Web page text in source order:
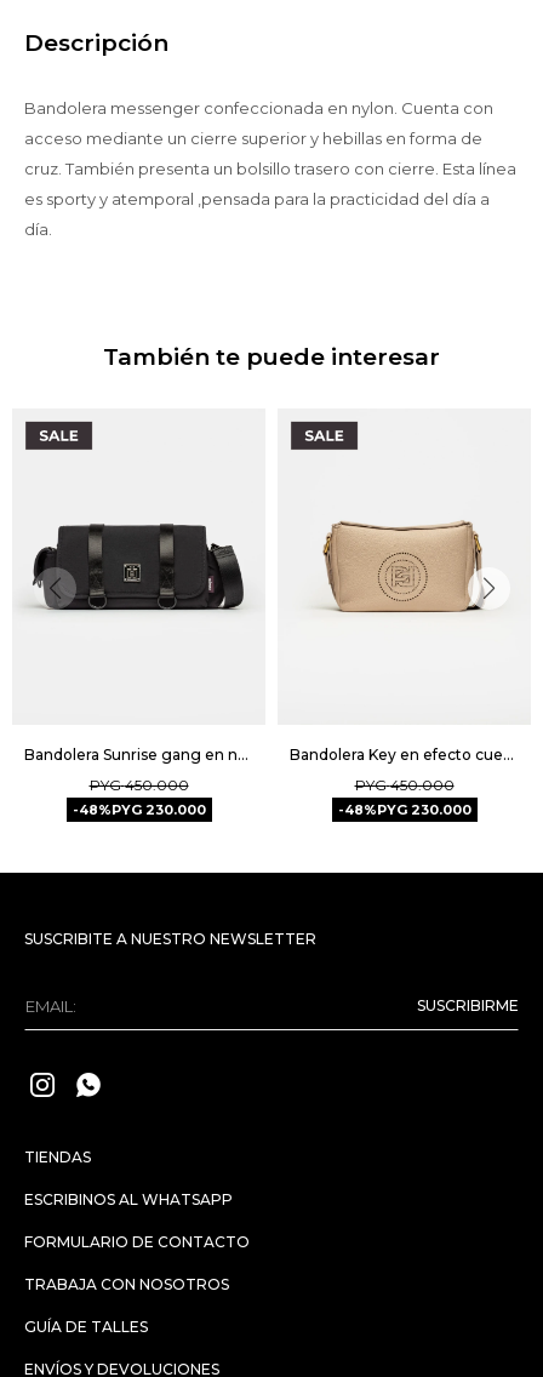
Descripción
Bandolera messenger confeccionada en nylon. Cuenta con
acceso mediante un cierre superior y hebillas en forma de
cruz. También presenta un bolsillo trasero con cierre. Esta línea
es sporty y atemporal ,pensada para la practicidad del día a
día.
También te puede interesar
Bandolera Sunrise gang en nylon Unisex - Negro
PYG 450.000
48 PYG 230.000
Bandolera Key en efecto cuero graneado - Natural
PYG 450.000
48 PYG 230.000
TIENDAS
ESCRIBINOS AL WHATSAPP
FORMULARIO DE CONTACTO
TRABAJA CON NOSOTROS
GUÍA DE TALLES
ENVÍOS Y DEVOLUCIONES
SUSCRIBITE A NUESTRO NEWSLETTER
SUSCRIBIRME
 